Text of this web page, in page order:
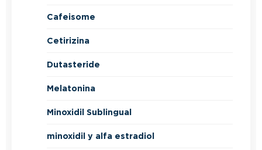
Cafeisome
Cetirizina
Dutasteride
Melatonina
Minoxidil Sublingual
minoxidil y alfa estradiol